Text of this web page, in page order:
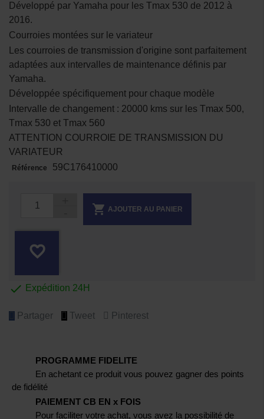
Développé par Yamaha pour les Tmax 530 de 2012 à
2016.
Courroies montées sur le variateur
Les courroies de transmission d'origine sont parfaitement
adaptées aux intervalles de maintenance définis par
Yamaha.
Développée spécifiquement pour chaque modèle
Intervalle de changement : 20000 kms sur les Tmax 500,
Tmax 530 et Tmax 560
ATTENTION COURROIE DE TRANSMISSION DU
VARIATEUR
Référence 59C176410000
 AJOUTER AU PANIER
favorite_border
 Expédition 24H
Partager Tweet Pinterest
PROGRAMME FIDELITE
En achetant ce produit vous pouvez gagner des points
de fidélité
PAIEMENT CB EN x FOIS
Pour faciliter votre achat, vous avez la possibilité de